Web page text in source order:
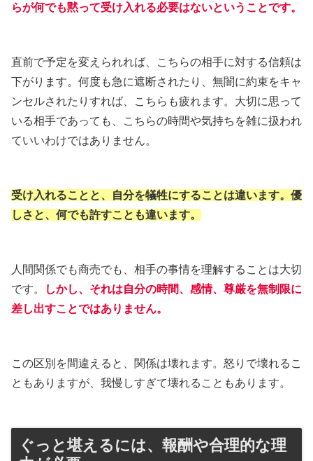
らが何でも黙って受け入れる必要はないということです。
直前で予定を変えられれば、こちらの相手に対する信頼は
下がります。何度も急に遮断されたり、無闇に約束をキャ
ンセルされたりすれば、こちらも疲れます。大切に思って
いる相手であっても、こちらの時間や気持ちを雑に扱われ
ていいわけではありません。
受け入れることと、自分を犠牲にすることは違います。優
しさと、何でも許すことも違います。
人間関係でも商売でも、相手の事情を理解することは大切
です。
しかし、それは自分の時間、感情、尊厳を無制限に
差し出すことではありません。
この区別を間違えると、関係は壊れます。怒りで壊れるこ
ともありますが、我慢しすぎて壊れることもあります。
ぐっと堪えるには、報酬や合理的な理